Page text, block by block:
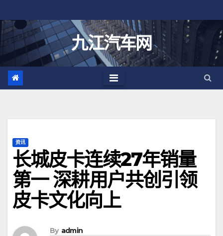
至
九江汽车网
资讯
长城皮卡连续27年销量
第一 深耕用户共创引领
皮卡文化向上
By admin